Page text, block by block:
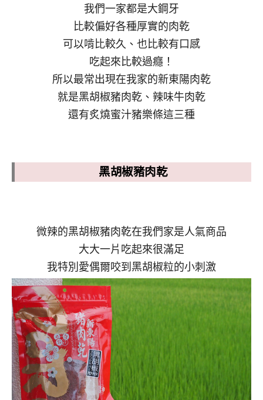
我們一家都是大鋼牙
比較偏好各種厚實的肉乾
可以啃比較久、也比較有口感
吃起來比較過癮！
所以最常出現在我家的新東陽肉乾
就是黑胡椒豬肉乾、辣味牛肉乾
還有炙燒蜜汁豬樂條這三種
黑胡椒豬肉乾
微辣的黑胡椒豬肉乾在我們家是人氣商品
大大一片吃起來很滿足
我特別愛偶爾咬到黑胡椒粒的小刺激